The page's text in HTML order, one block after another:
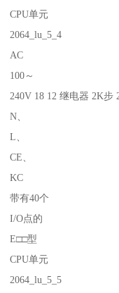
CPU单元
2064_lu_5_4
AC
100～
240V 18 12 继电器 2K步
N、
L、
CE、
KC
带有40个
I/O点的
E□□型
CPU单元
2064_lu_5_5